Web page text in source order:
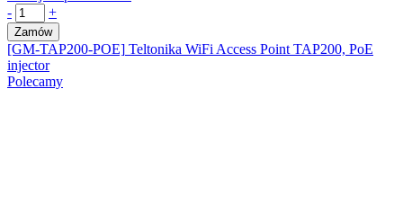
-
+
Zamów
[GM-TAP200-POE] Teltonika WiFi Access Point TAP200, PoE
injector
Polecamy